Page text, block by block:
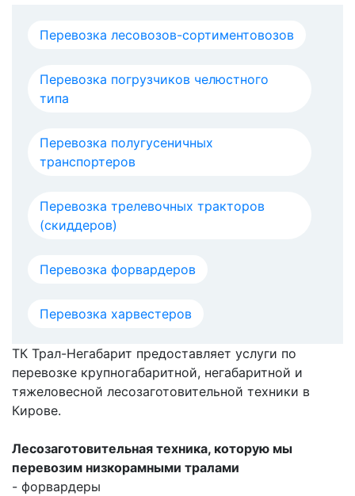
Перевозка лесовозов-сортиментовозов
Перевозка погрузчиков челюстного
типа
Перевозка полугусеничных
транспортеров
Перевозка трелевочных тракторов
(скиддеров)
Перевозка форвардеров
Перевозка харвестеров
ТК Трал-Негабарит предоставляет услуги по
перевозке крупногабаритной, негабаритной и
тяжеловесной лесозаготовительной техники в
Кирове.
Лесозаготовительная техника, которую мы
перевозим низкорамными тралами
- форвардеры